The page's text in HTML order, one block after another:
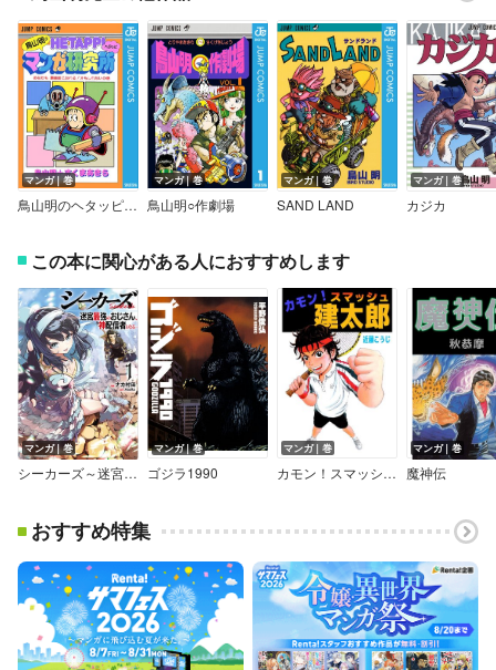
マンガ｜巻
鳥山明のヘタッピマンガ研究所
マンガ｜巻
鳥山明○作劇場
マンガ｜巻
SAND LAND
マンガ｜巻
カジカ
この本に関心がある人におすすめします
マンガ｜巻
シーカーズ～迷宮最強のおじさん、神配信者となる～【電子単行本】
マンガ｜巻
ゴジラ1990
マンガ｜巻
カモン！スマッシュ建太郎
マンガ｜巻
魔神伝
おすすめ特集